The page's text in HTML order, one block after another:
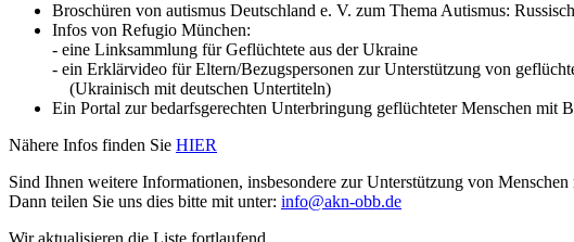
Broschüren von autismus Deutschland e. V. zum Thema Autismus:
Infos von Refugio München:
- eine Linksammlung für Geflüchtete aus der Ukraine
- ein Erklärvideo für Eltern/Bezugspersonen zur Unterstützung von
(Ukrainisch mit deutschen Untertiteln)
Ein Portal zur bedarfsgerechten Unterbringung geflüchteter Menschen mit
Nähere Infos finden Sie HIER
Sind Ihnen weitere Informationen, insbesondere zur Unterstützung von
Dann teilen Sie uns dies bitte mit unter: info@akn-obb.de